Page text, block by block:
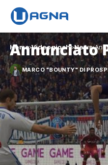
Home Videogiochi News
Annunciato
MARCO "BOUNTY" DI